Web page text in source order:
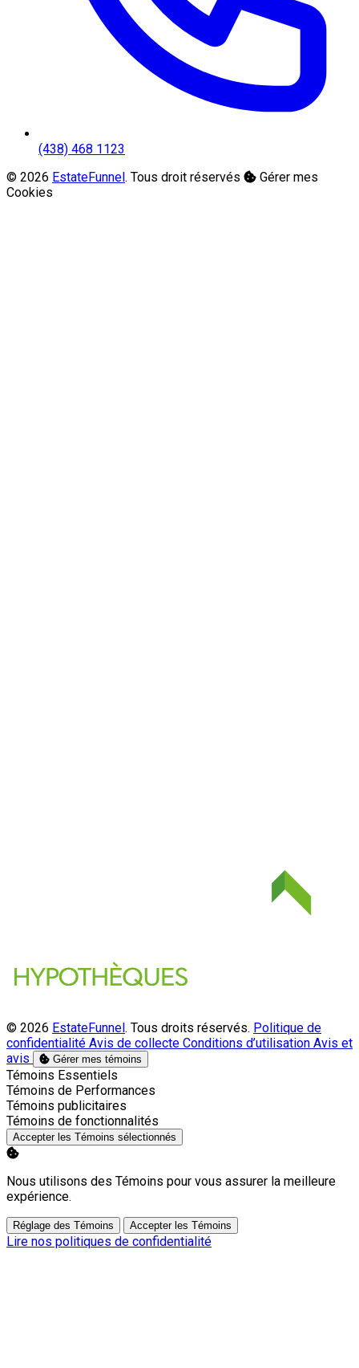
(438) 468 1123
© 2026 EstateFunnel. Tous droit réservés
Gérer mes
Cookies
© 2026 EstateFunnel. Tous droits réservés. Politique de
confidentialité Avis de collecte Conditions d’utilisation Avis et
avis
Gérer mes témoins
Activer
Témoins Essentiels
Activer
Témoins de Performances
Activer
Témoins publicitaires
Activer
Témoins de fonctionnalités
Accepter les Témoins sélectionnés
Nous utilisons des Témoins pour vous assurer la meilleure
expérience.
Réglage des Témoins Accepter les Témoins
Lire nos politiques de confidentialité